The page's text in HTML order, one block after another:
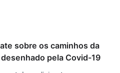
sobre os caminhos da
pela Covid-19